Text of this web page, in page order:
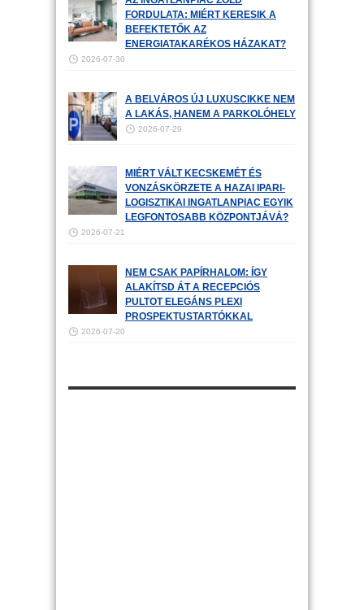
FORDULATA: MIÉRT KERESIK A
BEFEKTETŐK AZ
ENERGIATAKARÉKOS HÁZAKAT?
2026-07-30
A BELVÁROS ÚJ LUXUSCIKKE NEM
A LAKÁS, HANEM A PARKOLÓHELY
2026-07-29
MIÉRT VÁLT KECSKEMÉT ÉS
VONZÁSKÖRZETE A HAZAI IPARI-
LOGISZTIKAI INGATLANPIAC EGYIK
LEGFONTOSABB KÖZPONTJÁVÁ?
2026-07-21
NEM CSAK PAPÍRHALOM: ÍGY
ALAKÍTSD ÁT A RECEPCIÓS
PULTOT ELEGÁNS PLEXI
PROSPEKTUSTARTÓKKAL
2026-07-20